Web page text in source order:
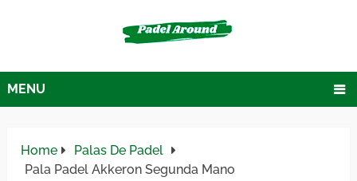
MENU
Home
Palas De Padel
Pala Padel Akkeron Segunda Mano